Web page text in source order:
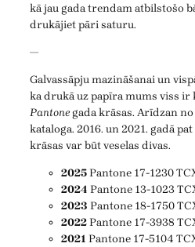
kā jau gada trendam atbilstošo
drukājiet pāri saturu.
—
Galvassāpju mazināšanai un
ka drukā uz papīra mums viss ir
Pantonegada krāsas. Arīdzan
kataloga. 2016. un 2021. gadā
krāsas var būt veselas divas.
2025Pantone 17-1230
2024 Pantone 13-1023
2023 Pantone 18-1750
2022Pantone 17-3938
2021Pantone 17-5104